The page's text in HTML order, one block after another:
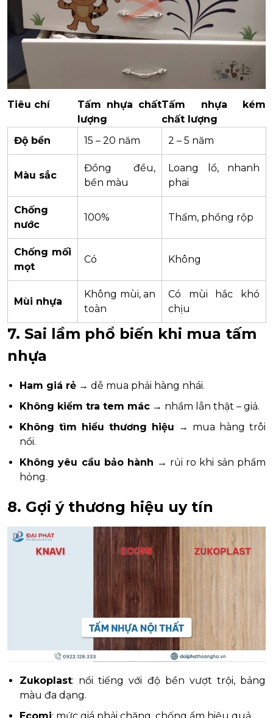
Tiêu chí
Tấm nhựa chất
lượng
Tấm nhựa kém
chất lượng
Độ bền
15 – 20 năm 2 – 5 năm
Màu sắc
Đồng đều,
bền màu
Loang lổ, nhanh
phai
Chống
nước
100% Thấm, phồng rộp
Chống mối
mọt
Có Không
Mùi nhựa
Không mùi, an
toàn
Có mùi hắc khó
chịu
7. Sai lầm phổ biến khi mua tấm
nhựa
Ham giá rẻ → dễ mua phải hàng nhái.
Không kiểm tra tem mác → nhầm lẫn thật – giả.
Không tìm hiểu thương hiệu → mua hàng trôi
nổi.
Không yêu cầu bảo hành → rủi ro khi sản phẩm
hỏng.
8. Gợi ý thương hiệu uy tín
Zukoplast: nổi tiếng với độ bền vượt trội, bảng
màu đa dạng.